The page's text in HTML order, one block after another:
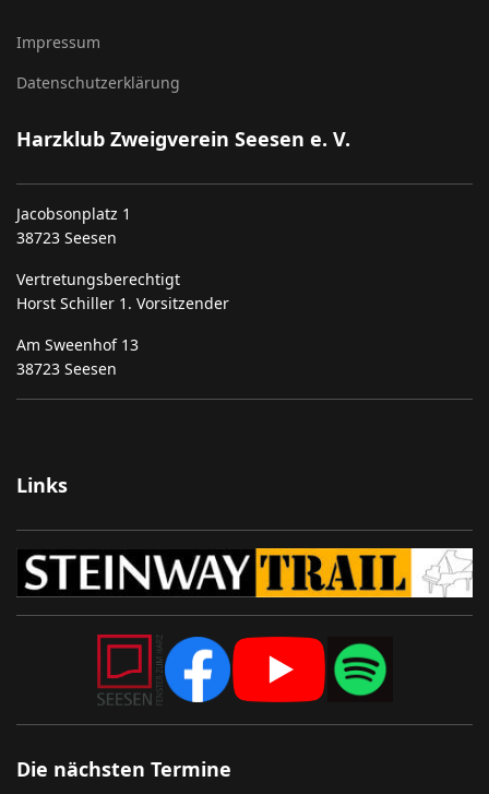
Impressum
Datenschutzerklärung
Harzklub Zweigverein Seesen e. V.
Jacobsonplatz 1
38723 Seesen
Vertretungsberechtigt
Horst Schiller 1. Vorsitzender
Am Sweenhof 13
38723 Seesen
Links
Die nächsten Termine